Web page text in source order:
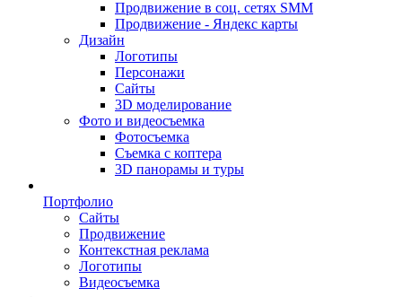
Продвижение в соц. сетях SMM
Продвижение - Яндекс карты
Дизайн
Логотипы
Персонажи
Сайты
3D моделирование
Фото и видеосъемка
Фотосъемка
Съемка с коптера
3D панорамы и туры
Портфолио
Сайты
Продвижение
Контекстная реклама
Логотипы
Видеосъемка